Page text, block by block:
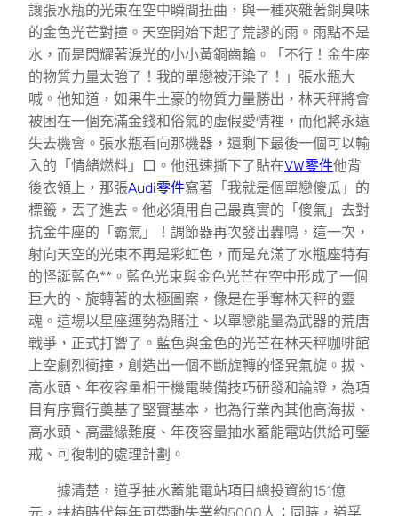
讓張水瓶的光束在空中瞬間扭曲，與一種夾雜著銅臭味
的金色光芒對撞。天空開始下起了荒謬的雨。雨點不是
水，而是閃耀著淚光的小小黃銅齒輪。「不行！金牛座
的物質力量太強了！我的單戀被汙染了！」張水瓶大
喊。他知道，如果牛土豪的物質力量勝出，林天秤將會
被困在一個充滿金錢和俗氣的虛假愛情裡，而他將永遠
失去機會。張水瓶看向那機器，還剩下最後一個可以輸
入的「情緒燃料」口。他迅速撕下了貼在VW零件他背
後衣領上，那張Audi零件寫著「我就是個單戀傻瓜」的
標籤，丟了進去。他必須用自己最真實的「傻氣」去對
抗金牛座的「霸氣」！調節器再次發出轟鳴，這一次，
射向天空的光束不再是彩虹色，而是充滿了水瓶座特有
的怪誕藍色**。藍色光束與金色光芒在空中形成了一個
巨大的、旋轉著的太極圖案，像是在爭奪林天秤的靈
魂。這場以星座運勢為賭注、以單戀能量為武器的荒唐
戰爭，正式打響了。藍色與金色的光芒在林天秤咖啡館
上空劇烈衝撞，創造出一個不斷旋轉的怪異氣旋。拔、
高水頭、年夜容量相干機電裝備技巧研發和論證，為項
目有序實行奠基了堅實基本，也為行業內其他高海拔、
高水頭、高盡緣難度、年夜容量抽水蓄能電站供給可鑒
戒、可復制的處理計劃。
據清楚，道孚抽水蓄能電站項目總投資約151億